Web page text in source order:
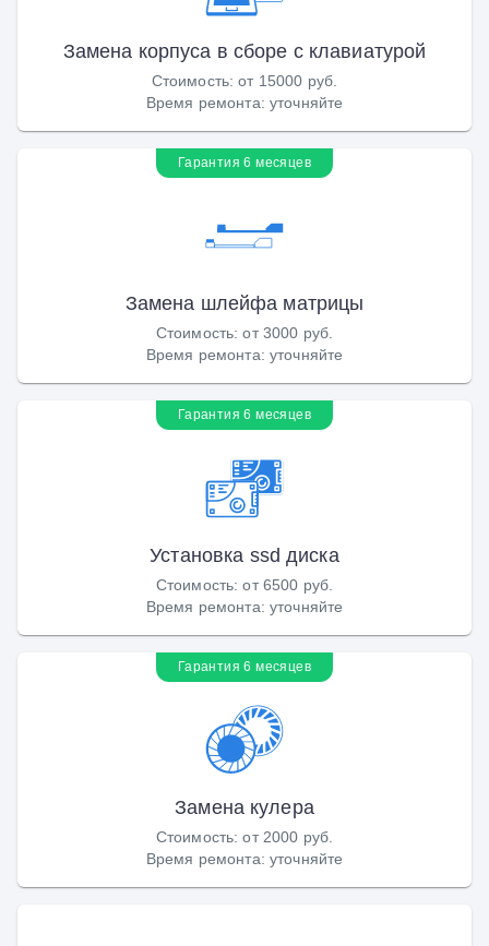
Замена корпуса в сборе с клавиатурой
Стоимость:от 15000 руб.
Время ремонта: уточняйте
Гарантия 6 месяцев
Замена шлейфа матрицы
Стоимость:от 3000 руб.
Время ремонта: уточняйте
Гарантия 6 месяцев
Установка ssd диска
Стоимость:от 6500 руб.
Время ремонта: уточняйте
Гарантия 6 месяцев
Замена кулера
Стоимость:от 2000 руб.
Время ремонта: уточняйте